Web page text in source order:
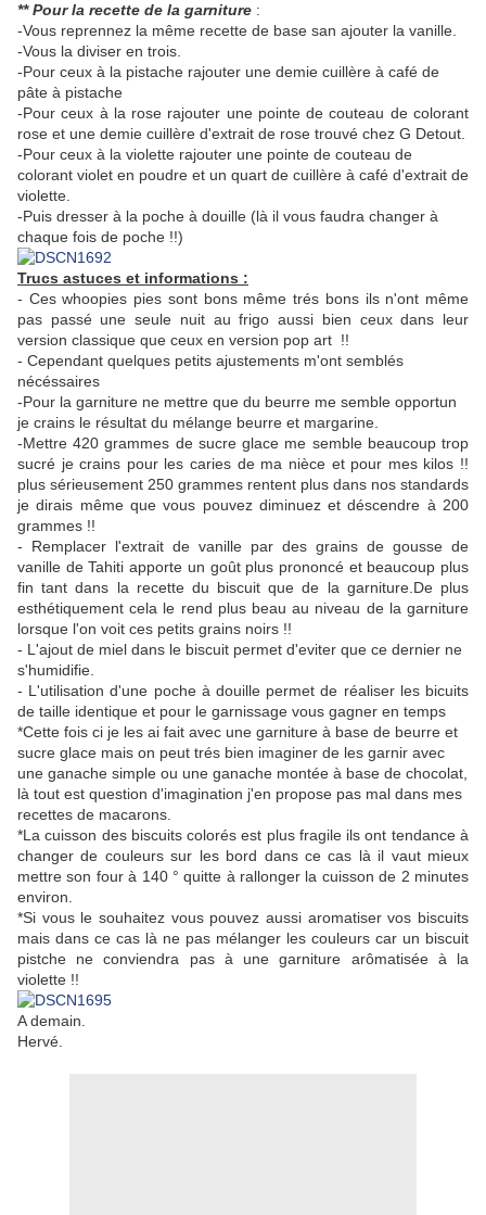
** Pour la recette de la garniture :
-Vous reprennez la même recette de base san ajouter la vanille.
-Vous la diviser en trois.
-Pour ceux à la pistache rajouter une demie cuillère à café de
pâte à pistache
-Pour ceux à la rose rajouter une pointe de couteau de colorant
rose et une demie cuillère d'extrait de rose trouvé chez G Detout.
-Pour ceux à la violette rajouter une pointe de couteau de
colorant violet en poudre et un quart de cuillère à café d'extrait de
violette.
-Puis dresser à la poche à douille (là il vous faudra changer à
chaque fois de poche !!)
Trucs astuces et informations :
- Ces whoopies pies sont bons même trés bons ils n'ont même
pas passé une seule nuit au frigo aussi bien ceux dans leur
version classique que ceux en version pop art !!
- Cependant quelques petits ajustements m'ont semblés
nécéssaires
-Pour la garniture ne mettre que du beurre me semble opportun
je crains le résultat du mélange beurre et margarine.
-Mettre 420 grammes de sucre glace me semble beaucoup trop
sucré je crains pour les caries de ma nièce et pour mes kilos !!
plus sérieusement 250 grammes rentent plus dans nos standards
je dirais même que vous pouvez diminuez et déscendre à 200
grammes !!
- Remplacer l'extrait de vanille par des grains de gousse de
vanille de Tahiti apporte un goût plus prononcé et beaucoup plus
fin tant dans la recette du biscuit que de la garniture.De plus
esthétiquement cela le rend plus beau au niveau de la garniture
lorsque l'on voit ces petits grains noirs !!
- L'ajout de miel dans le biscuit permet d'eviter que ce dernier ne
s'humidifie.
- L'utilisation d'une poche à douille permet de réaliser les bicuits
de taille identique et pour le garnissage vous gagner en temps
*Cette fois ci je les ai fait avec une garniture à base de beurre et
sucre glace mais on peut trés bien imaginer de les garnir avec
une ganache simple ou une ganache montée à base de chocolat,
là tout est question d'imagination j'en propose pas mal dans mes
recettes de macarons.
*La cuisson des biscuits colorés est plus fragile ils ont tendance à
changer de couleurs sur les bord dans ce cas là il vaut mieux
mettre son four à 140 ° quitte à rallonger la cuisson de 2 minutes
environ.
*Si vous le souhaitez vous pouvez aussi aromatiser vos biscuits
mais dans ce cas là ne pas mélanger les couleurs car un biscuit
pistche ne conviendra pas à une garniture arômatisée à la
violette !!
A demain.
Hervé.